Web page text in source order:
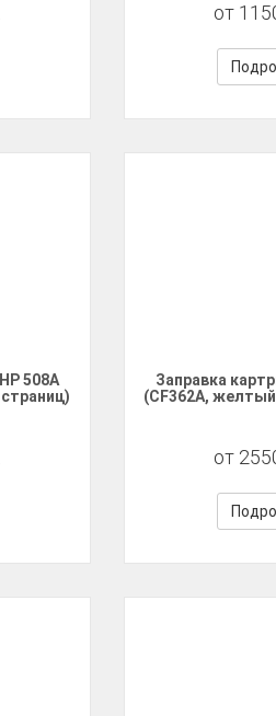
от
508A
Заправка
(CF362A,
от